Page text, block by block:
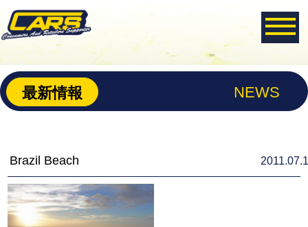
最新情報 NEWS
Brazil Beach